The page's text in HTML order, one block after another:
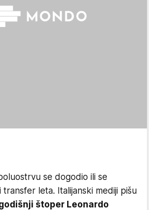
se dogodio ili se
leta. Italijanski mediji pišu
štoper Leonardo